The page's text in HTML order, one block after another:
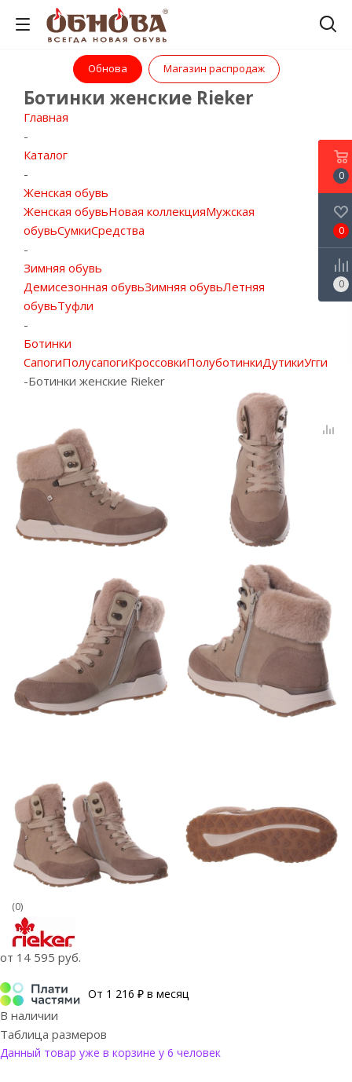
Обнова Магазин распродаж
Ботинки женские Rieker
Главная
-
Каталог
-
Женская обувь
Женская обувьНовая коллекцияМужская
обувьСумкиСредства
-
Зимняя обувь
Демисезонная обувьЗимняя обувьЛетняя
обувьТуфли
-
Ботинки
СапогиПолусапогиКроссовкиПолуботинкиДутикиУгги
-Ботинки женские Rieker
(0)
от 14 595 руб.
От 1 216 ₽ в месяц
В наличии
Таблица размеров
Данный товар уже в корзине у 6 человек
0
0
0